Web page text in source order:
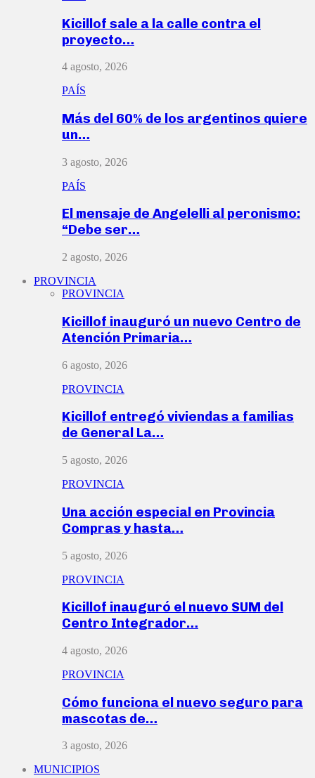
Kicillof sale a la calle contra el
proyecto…
4 agosto, 2026
PAÍS
Más del 60% de los argentinos quiere
un…
3 agosto, 2026
PAÍS
El mensaje de Angelelli al peronismo:
“Debe ser…
2 agosto, 2026
PROVINCIA
PROVINCIA
Kicillof inauguró un nuevo Centro de
Atención Primaria…
6 agosto, 2026
PROVINCIA
Kicillof entregó viviendas a familias
de General La…
5 agosto, 2026
PROVINCIA
Una acción especial en Provincia
Compras y hasta…
5 agosto, 2026
PROVINCIA
Kicillof inauguró el nuevo SUM del
Centro Integrador…
4 agosto, 2026
PROVINCIA
Cómo funciona el nuevo seguro para
mascotas de…
3 agosto, 2026
MUNICIPIOS